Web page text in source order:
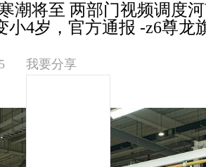
潮将至 两部门视频调度
小4岁，官方通报 -z6尊龙
我要分享